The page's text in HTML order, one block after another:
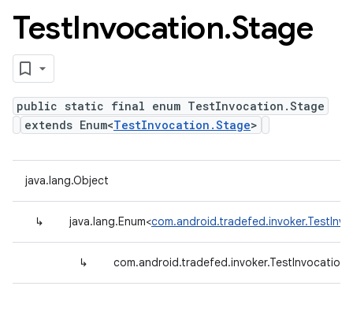
TestInvocation.Stage
public static final enum TestInvocation.Stage
extends Enum<TestInvocation.Stage>
java.lang.Object
↳ java.lang.Enum<
↳